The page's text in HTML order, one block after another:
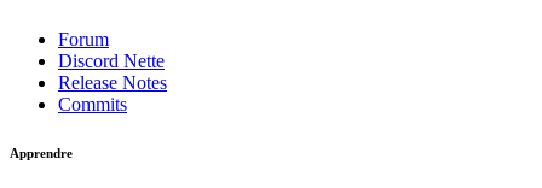
Ouvrir l'aperçu
Signaler un problème avec cette page sur GitHub
Forum
Discord Nette
Release Notes
Commits
Apprendre